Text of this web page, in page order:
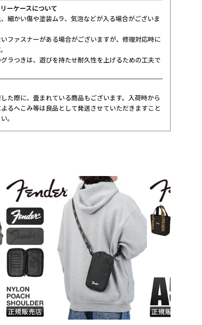
ーケースについて
細かい傷や塗装ムラ、気泡などが入る場合がございま
ファスナーがある場合がございますが、修理対応時に
ラつきは、遊びを持たせ耐久性を上げるための工夫で
た際に、畳まれている商品もございます。入荷時から
るへこみ等は良品として発送させていただきますこと
。